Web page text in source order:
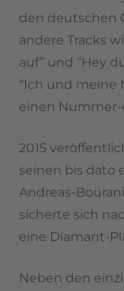
den deutschen
andere Tracks
auf” und “Hey
“Ich und meine
einen Nummer-
2015
seinen bis dato
Andreas-
sicherte sich
eine Diamant-
Neben den